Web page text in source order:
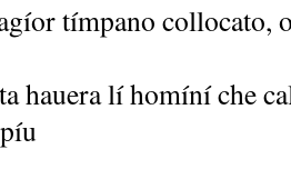
tímpano collocato,
hauera lí homíní che